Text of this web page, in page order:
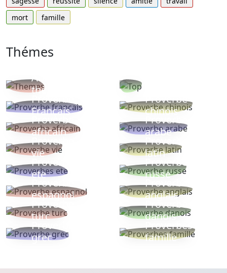
mort
famille
Thémes
Autres
thèmes
Proverbe
Français
Proverbe
chinois
Proverbe
africain
Proverbe
arabe
Proverbe
vie
Proverbe
latin
Proverbes
ete
Proverbe
russe
Proverbe
espagnol
Proverbe
anglais
Proverbe
turc
Proverbe
danois
Proverbe
grec
Proverbes
famille